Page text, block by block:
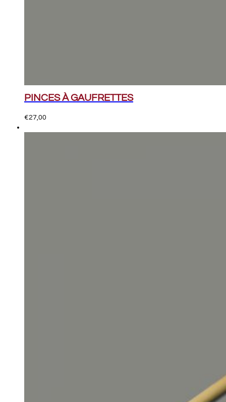
PINCES À GAUFRETTES
€27,00